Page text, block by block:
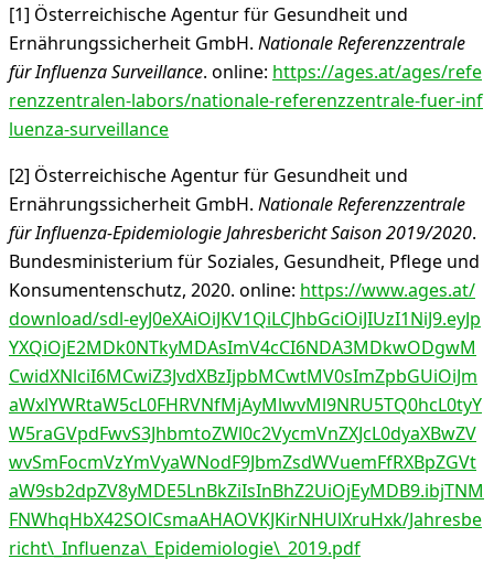
[1] Österreichische Agentur für Gesundheit und
Ernährungssicherheit GmbH. Nationale Referenzzentrale
für Influenza Surveillance. online: https://ages.at/ages/refe
renzzentralen-labors/nationale-referenzzentrale-fuer-inf
luenza-surveillance
[2] Österreichische Agentur für Gesundheit und
Ernährungssicherheit GmbH. Nationale Referenzzentrale
für Influenza-Epidemiologie Jahresbericht Saison 2019/2020.
Bundesministerium für Soziales, Gesundheit, Pflege und
Konsumentenschutz, 2020. online: https://www.ages.at/
download/sdl-eyJ0eXAiOiJKV1QiLCJhbGciOiJIUzI1NiJ9.eyJp
YXQiOjE2MDk0NTkyMDAsImV4cCI6NDA3MDkwODgwM
CwidXNlciI6MCwiZ3JvdXBzIjpbMCwtMV0sImZpbGUiOiJm
aWxlYWRtaW5cL0FHRVNfMjAyMlwvMl9NRU5TQ0hcL0tyY
W5raGVpdFwvS3JhbmtoZWl0c2VycmVnZXJcL0dyaXBwZV
wvSmFocmVzYmVyaWNodF9JbmZsdWVuemFfRXBpZGVt
aW9sb2dpZV8yMDE5LnBkZiIsInBhZ2UiOjEyMDB9.ibjTNM
FNWhqHbX42SOlCsmaAHAOVKJKirNHUlXruHxk/Jahresbe
richt\_Influenza\_Epidemiologie\_2019.pdf